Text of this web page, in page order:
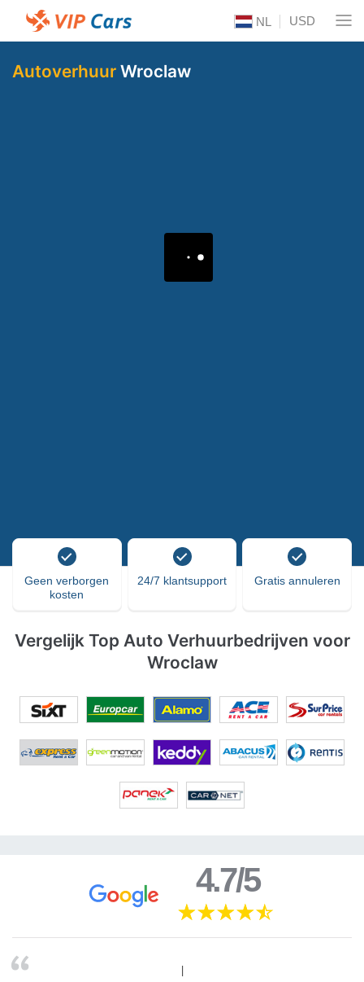
NL USD
Autoverhuur Wroclaw
Geen verborgen
kosten
24/7 klantsupport Gratis annuleren
Vergelijk Top Auto Verhuurbedrijven voor
Wroclaw
4.7/5